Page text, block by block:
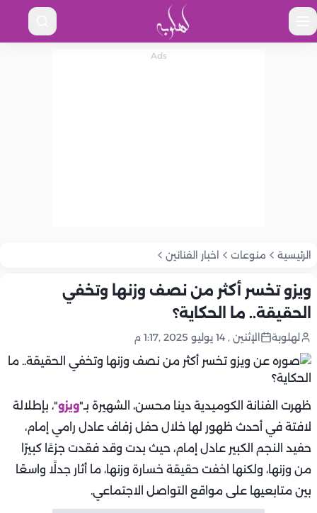
الرئيسية منوعات اخبار الفنانين
ويزو تخسر أكثر من نصف وزنها وتخفي
الحقيقة.. ما الحكاية؟
لهلوبة الإثنين , 14 يوليو 2025 ,1:17 م
ظهرت الفنانة الكوميدية دينا محسن، الشهيرة بـ"ويزو"، بإطلالة
لافتة في أحدث ظهور لها خلال حفل زفاف عادل رامي إمام،
حفيد النجم الكبير عادل إمام، حيث بدت وقد فقدت جزءًا كبيرًا
من وزنها، ولكنها اخفت حقيقة خسارة وزنها، ما أثار جدلًا واسعًا
بين متابعيها على مواقع التواصل الاجتماعي.